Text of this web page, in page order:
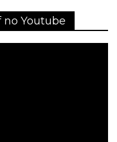
no Youtube